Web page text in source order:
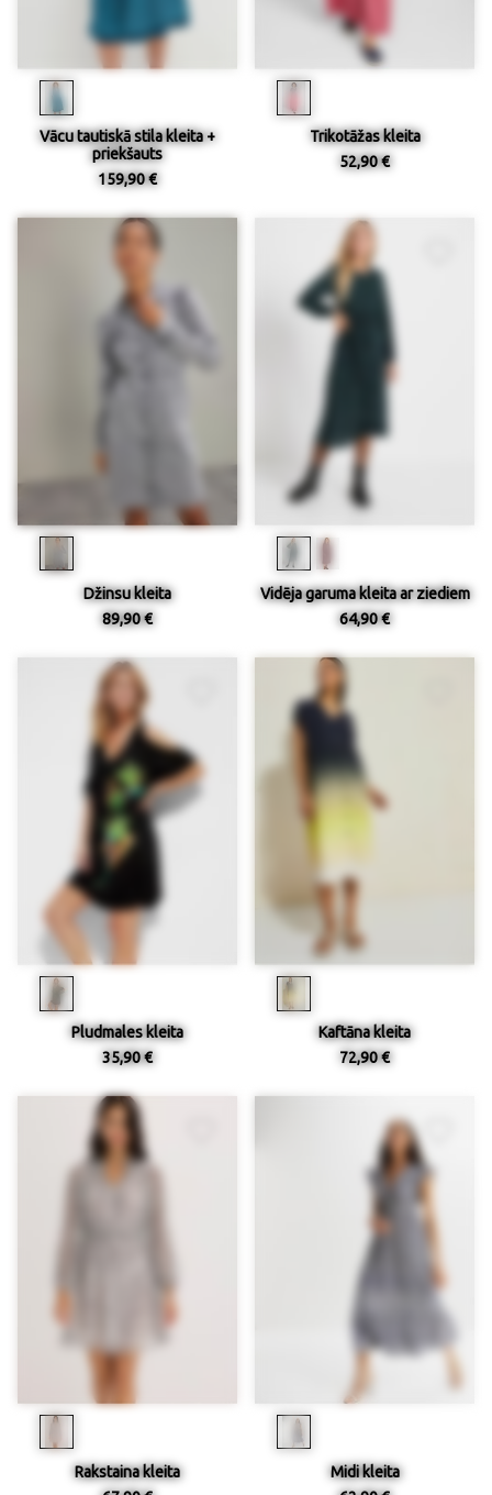
Vācu tautiskā stila kleita +
priekšauts
159,90 €
Trikotāžas kleita
52,90 €
Džinsu kleita
89,90 €
Vidēja garuma kleita ar ziediem
64,90 €
Pludmales kleita
35,90 €
Kaftāna kleita
72,90 €
Rakstaina kleita
Midi kleita